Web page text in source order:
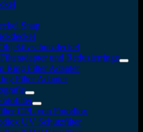
Snap
und Reduzierringe
Ring Filter Adapter
Filter Adapter
CPL von Fotodiox
UV Schutzfilter